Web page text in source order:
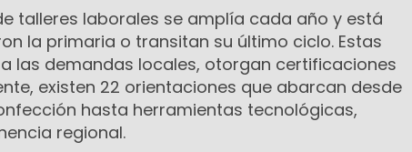
talleres laborales se amplía cada año y está
la primaria o transitan su último ciclo. Estas
las demandas locales, otorgan certificaciones
existen 22 orientaciones que abarcan desde
hasta herramientas tecnológicas,
regional.